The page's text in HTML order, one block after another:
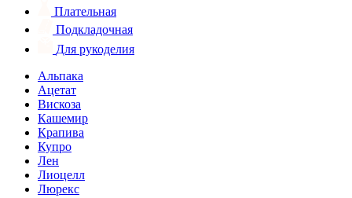
Плательная
Подкладочная
Для рукоделия
Альпака
Ацетат
Вискоза
Кашемир
Крапива
Купро
Лен
Лиоцелл
Люрекс